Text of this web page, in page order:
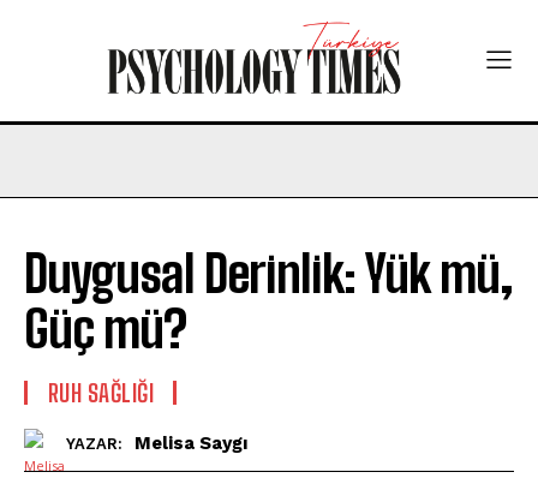
Duygusal Derinlik: Yük mü,
Güç mü?
⁠RUH SAĞLIĞI
YAZAR: Melisa Saygı